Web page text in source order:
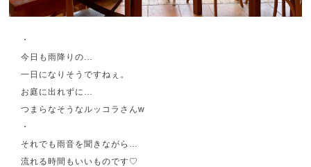
・
今日も雨降りの…
一日になりそうですねぇ。
お庭に出れずに…
つまらなそうなルッコラさんw
・
それでも雨音を聞きながら…
流れる時間もいいものです♡